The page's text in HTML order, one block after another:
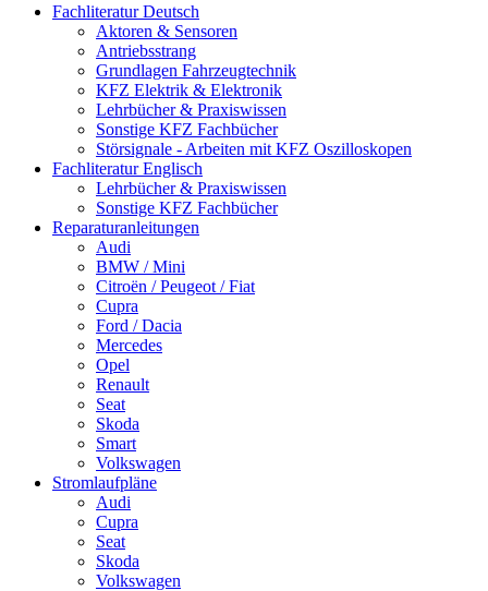
Fachliteratur Deutsch
Aktoren & Sensoren
Antriebsstrang
Grundlagen Fahrzeugtechnik
KFZ Elektrik & Elektronik
Lehrbücher & Praxiswissen
Sonstige KFZ Fachbücher
Störsignale - Arbeiten mit KFZ Oszilloskopen
Fachliteratur Englisch
Lehrbücher & Praxiswissen
Sonstige KFZ Fachbücher
Reparaturanleitungen
Audi
BMW / Mini
Citroën / Peugeot / Fiat
Cupra
Ford / Dacia
Mercedes
Opel
Renault
Seat
Skoda
Smart
Volkswagen
Stromlaufpläne
Audi
Cupra
Seat
Skoda
Volkswagen